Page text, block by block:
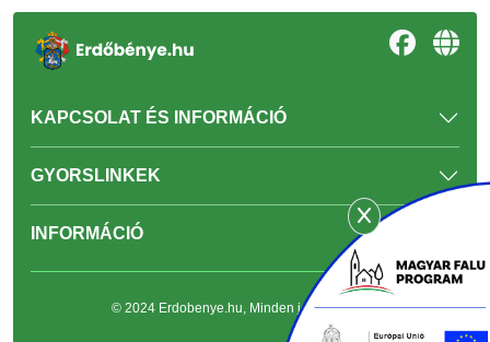
KAPCSOLAT ÉS INFORMÁCIÓ
GYORSLINKEK
INFORMÁCIÓ
© 2024 Erdobenye.hu, Minden jog fenntartva